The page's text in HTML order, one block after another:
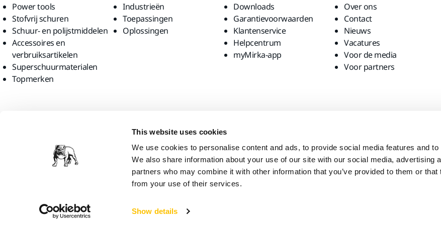
This website uses cookies
We use cookies to personalise content and ads, to provide social media features and
We also share information about your use of our site with our social media, advertising
partners who may combine it with other information that you’ve provided to them or that
from your use of their services.
Show details
Power tools
Stofvrij schuren
Schuur- en polijstmiddelen
Accessoires en
verbruiksartikelen
Superschuurmaterialen
Topmerken
Industrieën
Toepassingen
Oplossingen
Downloads
Garantievoorwaarden
Klantenservice
Helpcentrum
myMirka-app
Over ons
Contact
Nieuws
Vacatures
Voor de media
Voor partners
We denken dat u zich bevindt in United States. Wilt u de lokale website bezoeken?